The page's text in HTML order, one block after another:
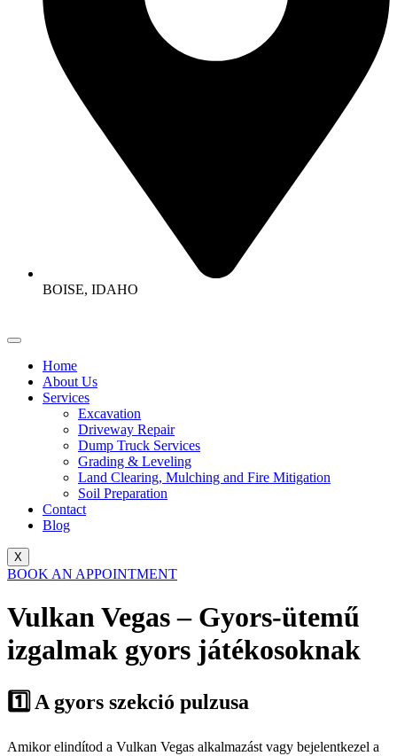
BOISE, IDAHO
Home
About Us
Services
Excavation
Driveway Repair
Dump Truck Services
Grading & Leveling
Land Clearing, Mulching and Fire Mitigation
Soil Preparation
Contact
Blog
X
BOOK AN APPOINTMENT
Vulkan Vegas – Gyors‑ütemű
izgalmak gyors játékosoknak
1️⃣ A gyors szekció pulzusa
Amikor elindítod a Vulkan Vegas alkalmazást vagy bejelentkezel a